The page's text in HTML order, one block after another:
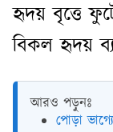
হৃদয় বৃত্তে
বিকল হৃদয়
আরও পড়ুনঃ
পোড়া